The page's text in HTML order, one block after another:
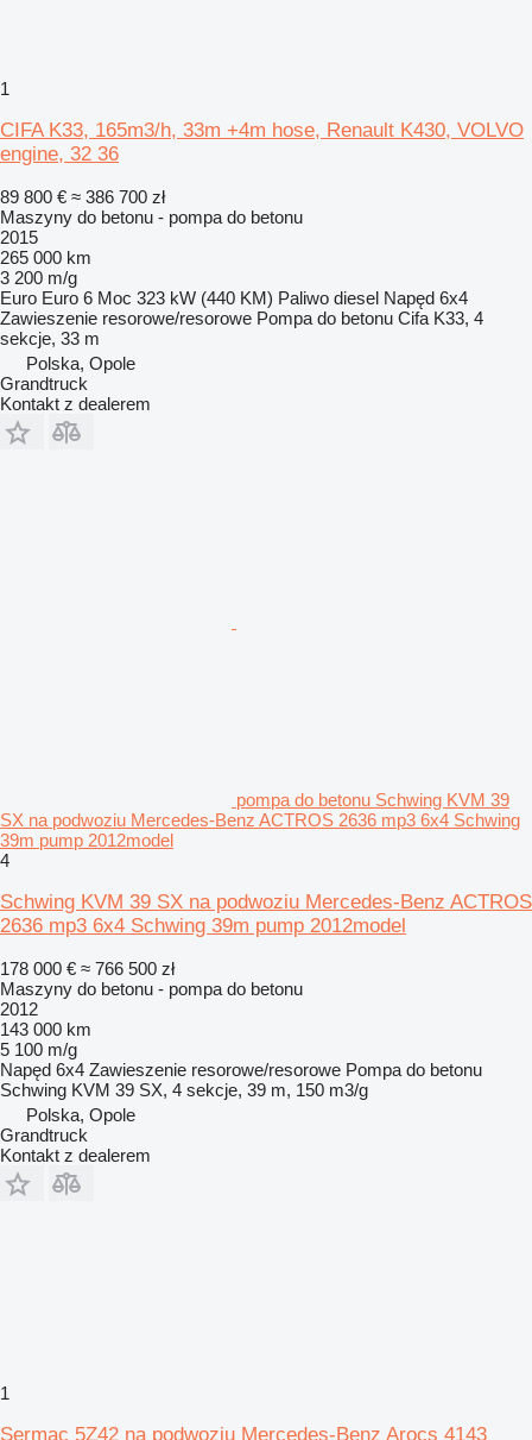
1
CIFA K33, 165m3/h, 33m +4m hose, Renault K430, VOLVO
engine, 32 36
89 800 € ≈ 386 700 zł
Maszyny do betonu - pompa do betonu
2015
265 000 km
3 200 m/g
Euro Euro 6 Moc 323 kW (440 KM) Paliwo diesel Napęd 6x4
Zawieszenie resorowe/resorowe Pompa do betonu Cifa K33, 4
sekcje, 33 m
Polska, Opole
Grandtruck
Kontakt z dealerem
pompa do betonu Schwing KVM 39
SX na podwoziu Mercedes-Benz ACTROS 2636 mp3 6x4 Schwing
39m pump 2012model
4
Schwing KVM 39 SX na podwoziu Mercedes-Benz ACTROS
2636 mp3 6x4 Schwing 39m pump 2012model
178 000 € ≈ 766 500 zł
Maszyny do betonu - pompa do betonu
2012
143 000 km
5 100 m/g
Napęd 6x4 Zawieszenie resorowe/resorowe Pompa do betonu
Schwing KVM 39 SX, 4 sekcje, 39 m, 150 m3/g
Polska, Opole
Grandtruck
Kontakt z dealerem
1
Sermac 5Z42 na podwoziu Mercedes-Benz Arocs 4143